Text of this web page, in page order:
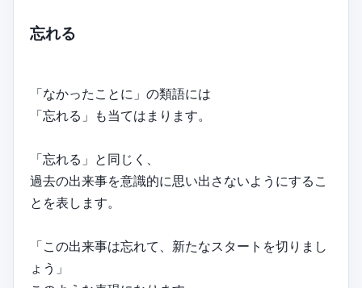
忘れる
「なかったことに」の類語には
「忘れる」も当てはまります。
「忘れる」と同じく、
過去の出来事を意識的に思い出さないようにするこ
とを表します。
「この出来事は忘れて、新たなスタートを切りまし
ょう」